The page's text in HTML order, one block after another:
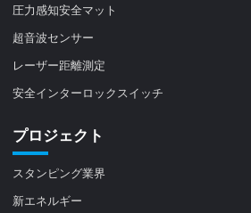
圧力感知安全マット
超音波センサー
レーザー距離測定
安全インターロックスイッチ
プロジェクト
スタンピング業界
新エネルギー